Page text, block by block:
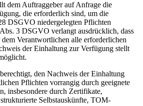
dem Auftraggeber auf Anfrage die
die erforderlich sind, um die
DSGVO niedergelegten Pflichten
3 DSGVO verlangt ausdrücklich, dass
Verantwortlichen alle erforderlichen
der Einhaltung zur Verfügung stellt
den Nachweis der Einhaltung
Pflichten vorrangig durch geeignete
insbesondere durch Zertifikate,
Selbstauskünfte, TOM-